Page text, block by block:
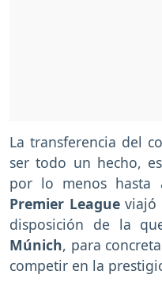
La transferencia del
ser todo un hecho,
por lo menos hasta
Premier Leagueviajó
disposición de la
Múnich, para
competir en la